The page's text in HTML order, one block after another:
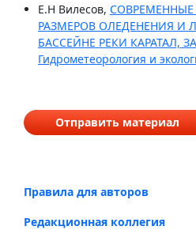
Е.Н Вилесов,
РАЗМЕРОВ ОЛЕДЕНЕНИЯ И
БАССЕЙНЕ РЕКИ КАРАТАЛ,
Гидрометеорология и
Отправить материал
Правила для авторов
Редакционная коллегия